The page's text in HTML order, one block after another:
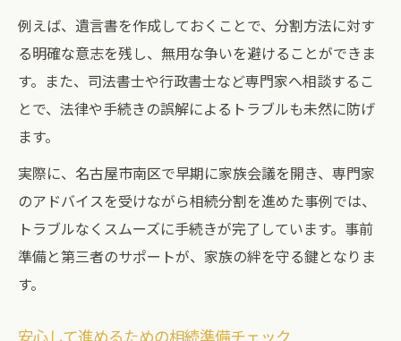
例えば、遺言書を作成しておくことで、分割方法に対す
る明確な意志を残し、無用な争いを避けることができま
す。また、司法書士や行政書士など専門家へ相談するこ
とで、法律や手続きの誤解によるトラブルも未然に防げ
ます。
実際に、名古屋市南区で早期に家族会議を開き、専門家
のアドバイスを受けながら相続分割を進めた事例では、
トラブルなくスムーズに手続きが完了しています。事前
準備と第三者のサポートが、家族の絆を守る鍵となりま
す。
安心して進めるための相続準備チェック